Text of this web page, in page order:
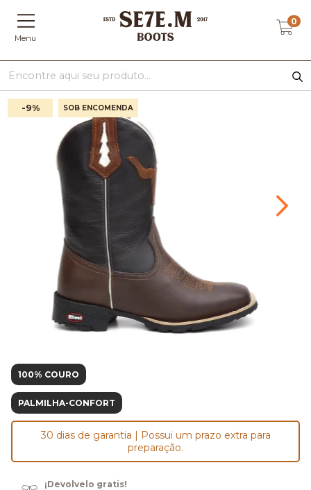
Menu
0
-9% SOB ENCOMENDA
100% COURO
PALMILHA-CONFORT
30 dias de garantia | Possui um prazo extra para
preparação.
¡Devolvelo gratis!